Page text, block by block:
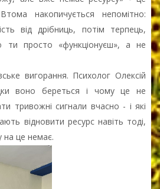
накопичується непомітно:
від дрібниць, потім терпець,
ти просто «функціонуєш», а не
вигорання. Психолог Олексій
воно береться і чому це не
тривожні сигнали вчасно - і які
відновити ресурс навіть тоді,
на це немає.